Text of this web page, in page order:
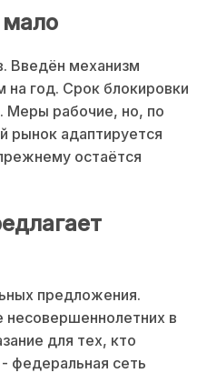
мало
Введён механизм
на год. Срок блокировки
Меры рабочие, но, по
рынок адаптируется
остаётся
предложения.
несовершеннолетних в
для тех, кто
федеральная сеть